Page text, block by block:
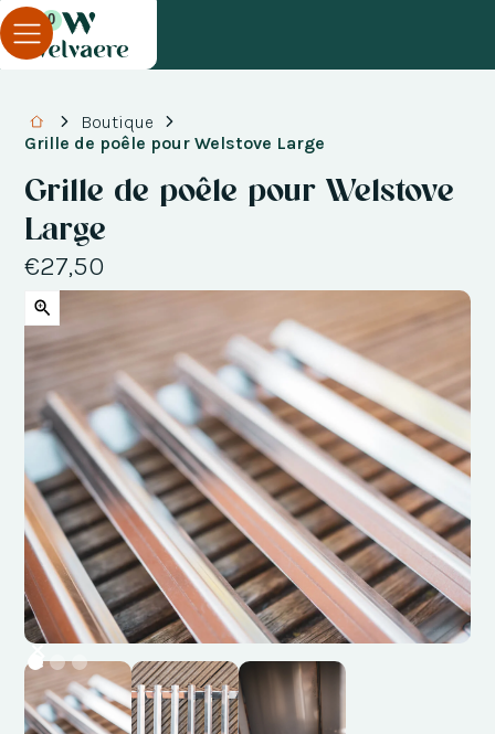
0
Boutique
Grille de poêle pour Welstove Large
Grille de poêle pour Welstove
Large
€27,50